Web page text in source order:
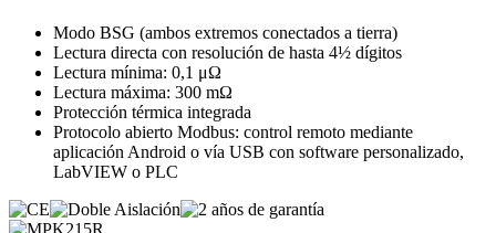
Modo BSG (ambos extremos conectados a tierra)
Lectura directa con resolución de hasta 4½ dígitos
Lectura mínima: 0,1 μΩ
Lectura máxima: 300 mΩ
Protección térmica integrada
Protocolo abierto Modbus: control remoto mediante
aplicación Android o vía USB con software personalizado,
LabVIEW o PLC